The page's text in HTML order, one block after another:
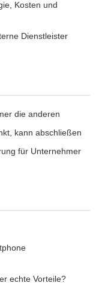
Kosten und
Dienstleister
die anderen
kann abschließen
für Unternehmer
echte Vorteile?